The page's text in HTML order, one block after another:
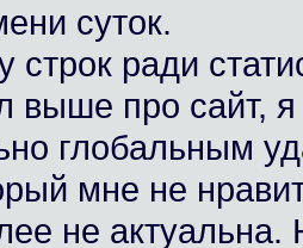
суток.
ради
выше про сайт,
глобальным
мне не
не актуальна.